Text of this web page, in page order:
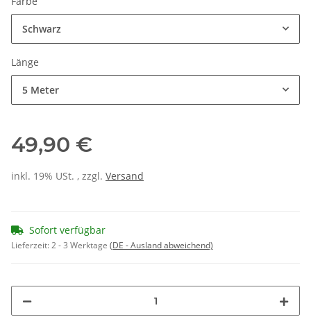
Schwarz
Länge
5 Meter
49,90 €
inkl. 19% USt. , zzgl. Versand
Sofort verfügbar
Lieferzeit:2 - 3 Werktage (DE - Ausland abweichend)